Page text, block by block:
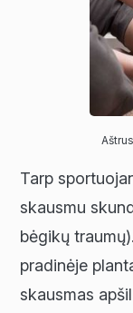
Tarp
skausmu
bėgikų
pradinėje
skausmas